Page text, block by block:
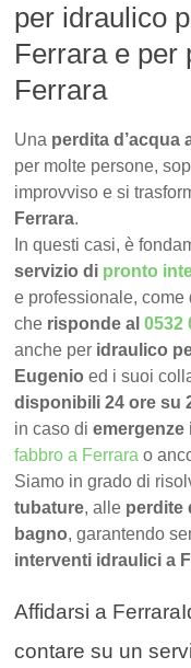
per idraulico
Ferrara e per
Ferrara
Una perdita d’acqua
per molte persone,
improvviso e si
Ferrara.
In questi casi, è
servizio di pronto
e professionale,
che risponde al0532
anche per idraulico
Eugenio ed i suoi
disponibili 24 ore su
in caso di
fabbro a Ferrara o
Siamo in grado di
tubature, alle perdite
bagno, garantendo
interventi idraulici a
Affidarsi a
contare su un